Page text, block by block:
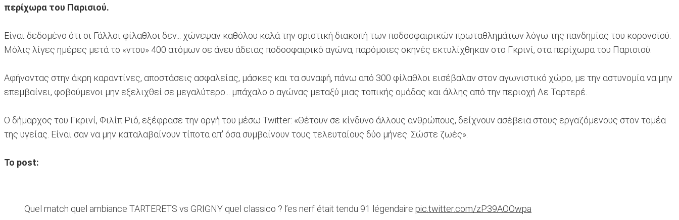
περίχωρα του Παρισιού.
Είναι δεδομένο ότι οι Γάλλοι φίλαθλοι δεν... χώνεψαν καθόλου καλά την οριστική διακοπή των ποδοσφαιρικών πρωταθλημάτων λόγω της πανδημίας του κορονοϊού.
Μόλις λίγες ημέρες μετά το «ντου» 400 ατόμων σε άνευ άδειας ποδοσφαιρικό αγώνα, παρόμοιες σκηνές εκτυλίχθηκαν στο Γκρινί, στα περίχωρα του Παρισιού.
Αφήνοντας στην άκρη καραντίνες, αποστάσεις ασφαλείας, μάσκες και τα συναφή, πάνω από 300 φίλαθλοι εισέβαλαν στον αγωνιστικό χώρο, με την αστυνομία να μην
επεμβαίνει, φοβούμενοι μην εξελιχθεί σε μεγαλύτερο... μπάχαλο ο αγώνας μεταξύ μιας τοπικής ομάδας και άλλης από την περιοχή Λε Ταρτερέ.
Ο δήμαρχος του Γκρινί, Φιλίπ Ριό, εξέφρασε την οργή του μέσω Twitter: «Θέτουν σε κίνδυνο άλλους ανθρώπους, δείχνουν ασέβεια στους εργαζόμενους στον τομέα
της υγείας. Είναι σαν να μην καταλαβαίνουν τίποτα απ' όσα συμβαίνουν τους τελευταίους δύο μήνες. Σώστε ζωές».
Το post:
Quel match quel ambiance TARTERETS vs GRIGNY quel classico ? l’es nerf était tendu 91 légendaire pic.twitter.com/zP39AOOwpa